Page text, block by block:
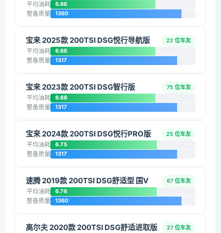
平均油耗 6.66
整备质量 1360
宝来 2025款 200TSI DSG悦行导航版 22 位车友
平均油耗 6.68
整备质量 1317
宝来 2023款 200TSI DSG智行版 75 位车友
平均油耗 6.68
整备质量 1317
宝来 2024款 200TSI DSG悦行PRO版 25 位车友
平均油耗 6.75
整备质量 1317
速腾 2019款 200TSI DSG舒适型 国V 67 位车友
平均油耗 6.76
整备质量 1360
高尔夫 2020款 200TSI DSG舒适进取版 27 位车友